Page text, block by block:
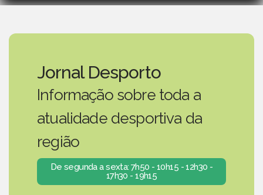
Jornal Desporto
Informação sobre toda a
atualidade desportiva da
região
De segunda a sexta: 7h50 - 10h15 - 12h30 -
17h30 - 19h15